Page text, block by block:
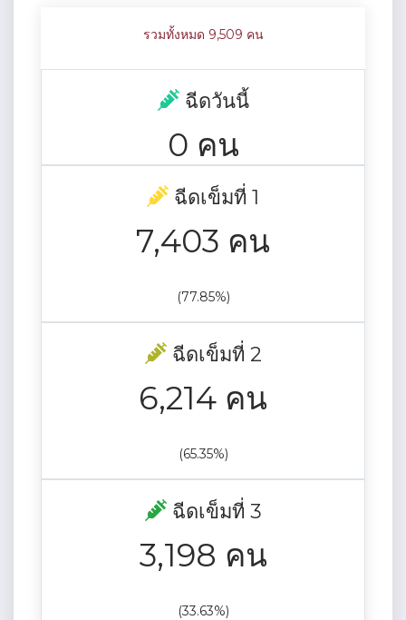
รวมทั้งหมด 9,509 คน
ฉีดวันนี้
0 คน
ฉีดเข็มที่ 1
7,403 คน
(77.85%)
ฉีดเข็มที่ 2
6,214 คน
(65.35%)
ฉีดเข็มที่ 3
3,198 คน
(33.63%)